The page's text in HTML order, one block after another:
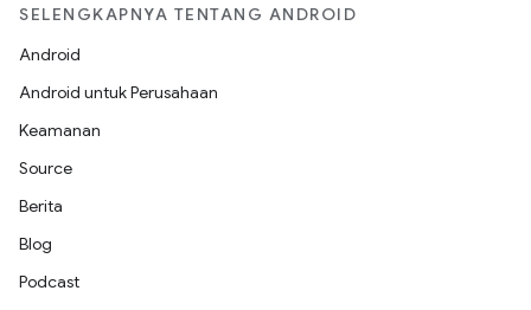
SELENGKAPNYA TENTANG ANDROID
Android
Android untuk Perusahaan
Keamanan
Source
Berita
Blog
Podcast